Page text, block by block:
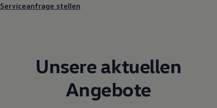
Zubehör
Wallbox und Ladekabel
Digitale Extras
Dienste für Ihr Modell finden
Volkswagen Apps, Login und Shop
Handy und Fahrzeug verbinden
Updates für Software, Karten und Radio
Serviceanfrage stellen
Unsere aktuellen
Angebote